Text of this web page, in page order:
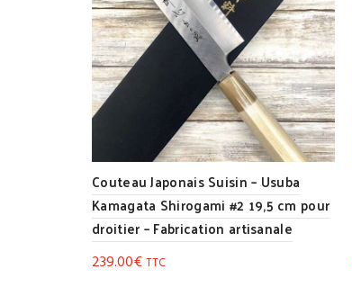
Couteau Japonais Suisin – Usuba
Kamagata Shirogami #2 19,5 cm pour
droitier – Fabrication artisanale
239.00€TTC